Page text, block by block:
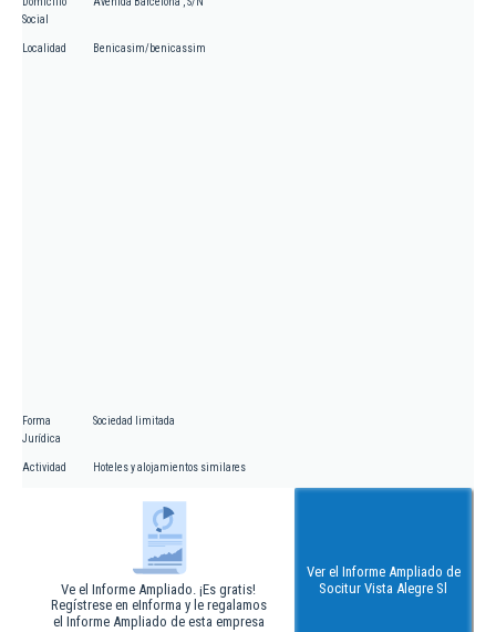
Social
Localidad Benicasim/benicassim
Forma
Jurídica
Sociedad limitada
Actividad Hoteles y alojamientos similares
Ve el Informe Ampliado. ¡Es gratis!
Regístrese en eInforma y le regalamos
el Informe Ampliado de esta empresa
Ver el Informe Ampliado de
Socitur Vista Alegre Sl